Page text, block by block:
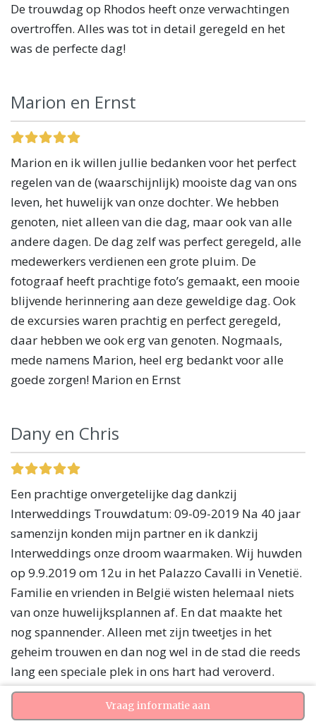
Vraag informatie aan
De trouwdag op Rhodos heeft onze verwachtingen
overtroffen. Alles was tot in detail geregeld en het
was de perfecte dag!
Marion en Ernst
Marion en ik willen jullie bedanken voor het perfect
regelen van de (waarschijnlijk) mooiste dag van ons
leven, het huwelijk van onze dochter. We hebben
genoten, niet alleen van die dag, maar ook van alle
andere dagen. De dag zelf was perfect geregeld, alle
medewerkers verdienen een grote pluim. De
fotograaf heeft prachtige foto’s gemaakt, een mooie
blijvende herinnering aan deze geweldige dag. Ook
de excursies waren prachtig en perfect geregeld,
daar hebben we ook erg van genoten. Nogmaals,
mede namens Marion, heel erg bedankt voor alle
goede zorgen! Marion en Ernst
Dany en Chris
Een prachtige onvergetelijke dag dankzij
Interweddings Trouwdatum: 09-09-2019 Na 40 jaar
samenzijn konden mijn partner en ik dankzij
Interweddings onze droom waarmaken. Wij huwden
op 9.9.2019 om 12u in het Palazzo Cavalli in Venetië.
Familie en vrienden in België wisten helemaal niets
van onze huwelijksplannen af. En dat maakte het
nog spannender. Alleen met zijn tweetjes in het
geheim trouwen en dan nog wel in de stad die reeds
lang een speciale plek in ons hart had veroverd.
Marco en zijn team ter plaatse in Venetië hadden
alles voor ons tot in de puntjes geregeld. Vanuit ons